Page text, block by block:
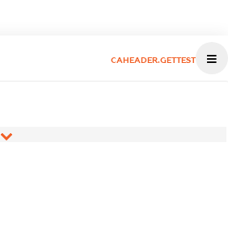
CAHEADER.GETTEST